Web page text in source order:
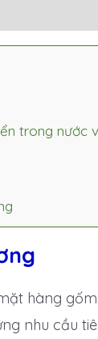
trong nước
hàng
nhu cầu